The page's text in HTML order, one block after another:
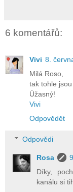
6 komentářů:
Vivi 8.
Milá Roso,
tak tohle
Úžasný!
Vivi
Odpovědět
Odpovědi
Rosa
Díky,
kanálu si